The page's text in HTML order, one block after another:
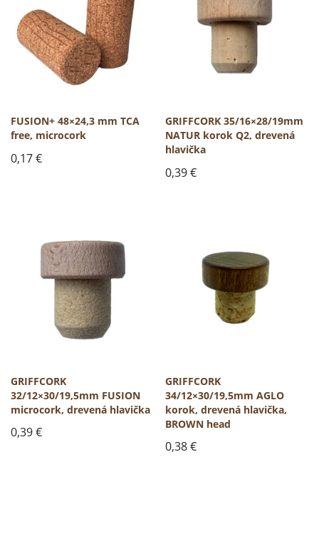
FUSION+ 48×24,3 mm TCA
free, microcork
0,17€
GRIFFCORK 35/16×28/19mm
NATUR korok Q2, drevená
hlavička
0,39€
GRIFFCORK
32/12×30/19,5mm FUSION
microcork, drevená hlavička
0,39€
GRIFFCORK
34/12×30/19,5mm AGLO
korok, drevená hlavička,
BROWN head
0,38€